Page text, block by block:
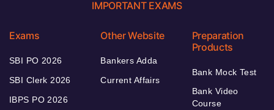
IMPORTANT EXAMS
Exams
SBI PO 2026
SBI Clerk 2026
IBPS PO 2026
Other Website
Bankers Adda
Current Affairs
Preparation
Products
Bank Mock Test
Bank Video
Course